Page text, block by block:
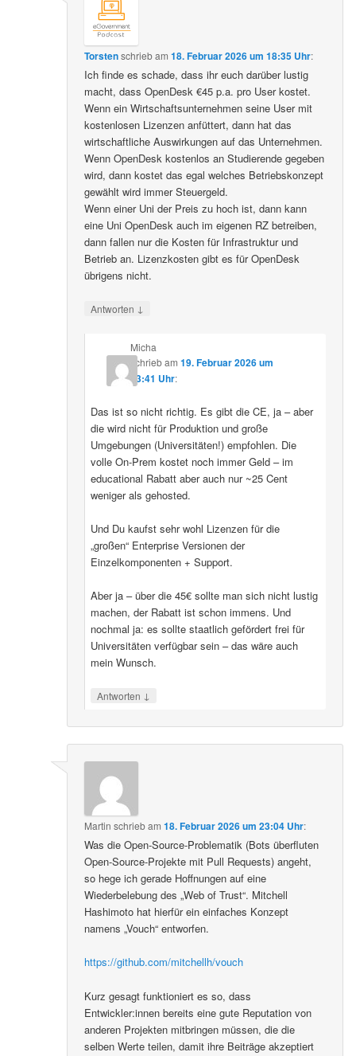
Torstenschriebam18. Februar 2026 um 18:35 Uhr:
Ich finde es schade, dass ihr euch darüber lustig
macht, dass OpenDesk €45 p.a. pro User kostet.
Wenn ein Wirtschaftsunternehmen seine User mit
kostenlosen Lizenzen anfüttert, dann hat das
wirtschaftliche Auswirkungen auf das Unternehmen.
Wenn OpenDesk kostenlos an Studierende gegeben
wird, dann kostet das egal welches Betriebskonzept
gewählt wird immer Steuergeld.
Wenn einer Uni der Preis zu hoch ist, dann kann
eine Uni OpenDesk auch im eigenen RZ betreiben,
dann fallen nur die Kosten für Infrastruktur und
Betrieb an. Lizenzkosten gibt es für OpenDesk
übrigens nicht.
Antworten ↓
Micha
schriebam 19. Februar 2026 um
13:41 Uhr:
Das ist so nicht richtig. Es gibt die CE, ja – aber
die wird nicht für Produktion und große
Umgebungen (Universitäten!) empfohlen. Die
volle On-Prem kostet noch immer Geld – im
educational Rabatt aber auch nur ~25 Cent
weniger als gehosted.
Und Du kaufst sehr wohl Lizenzen für die
„großen“ Enterprise Versionen der
Einzelkomponenten + Support.
Aber ja – über die 45€ sollte man sich nicht lustig
machen, der Rabatt ist schon immens. Und
nochmal ja: es sollte staatlich gefördert frei für
Universitäten verfügbar sein – das wäre auch
mein Wunsch.
Antworten ↓
Martin schriebam18. Februar 2026 um 23:04 Uhr:
Was die Open-Source-Problematik (Bots überfluten
Open-Source-Projekte mit Pull Requests) angeht,
so hege ich gerade Hoffnungen auf eine
Wiederbelebung des „Web of Trust“. Mitchell
Hashimoto hat hierfür ein einfaches Konzept
namens „Vouch“ entworfen.
https://github.com/mitchellh/vouch
Kurz gesagt funktioniert es so, dass
Entwickler:innen bereits eine gute Reputation von
anderen Projekten mitbringen müssen, die die
selben Werte teilen, damit ihre Beiträge akzeptiert